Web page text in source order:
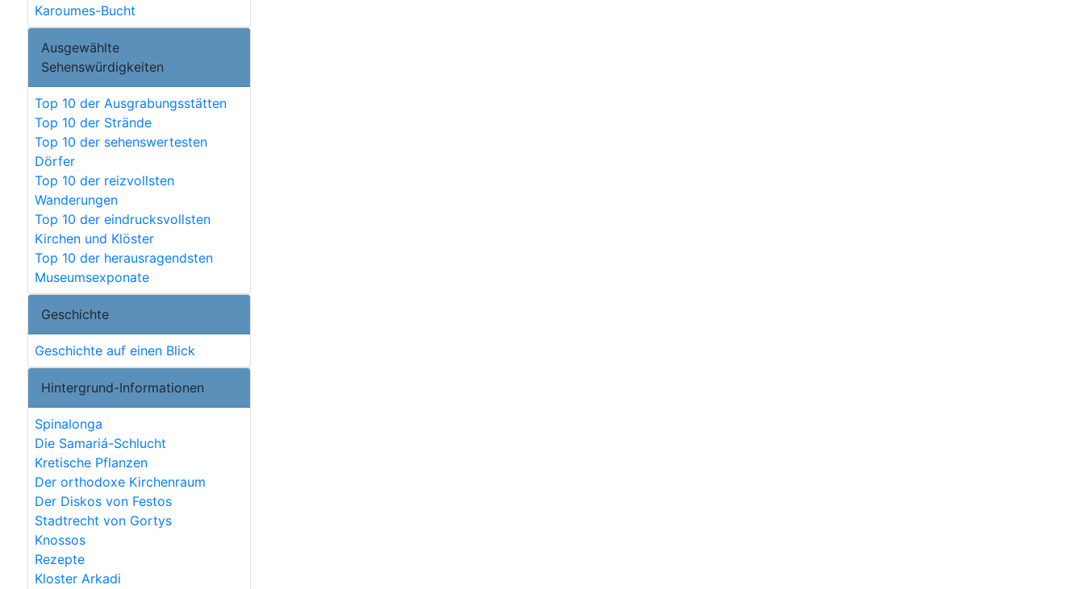
Karoumes-Bucht
Ausgewählte
Sehenswürdigkeiten
Top 10 der Ausgrabungsstätten
Top 10 der Strände
Top 10 der sehenswertesten
Dörfer
Top 10 der reizvollsten
Wanderungen
Top 10 der eindrucksvollsten
Kirchen und Klöster
Top 10 der herausragendsten
Museumsexponate
Geschichte
Geschichte auf einen Blick
Hintergrund-Informationen
Spinalonga
Die Samariá-Schlucht
Kretische Pflanzen
Der orthodoxe Kirchenraum
Der Diskos von Festos
Stadtrecht von Gortys
Knossos
Rezepte
Kloster Arkadi